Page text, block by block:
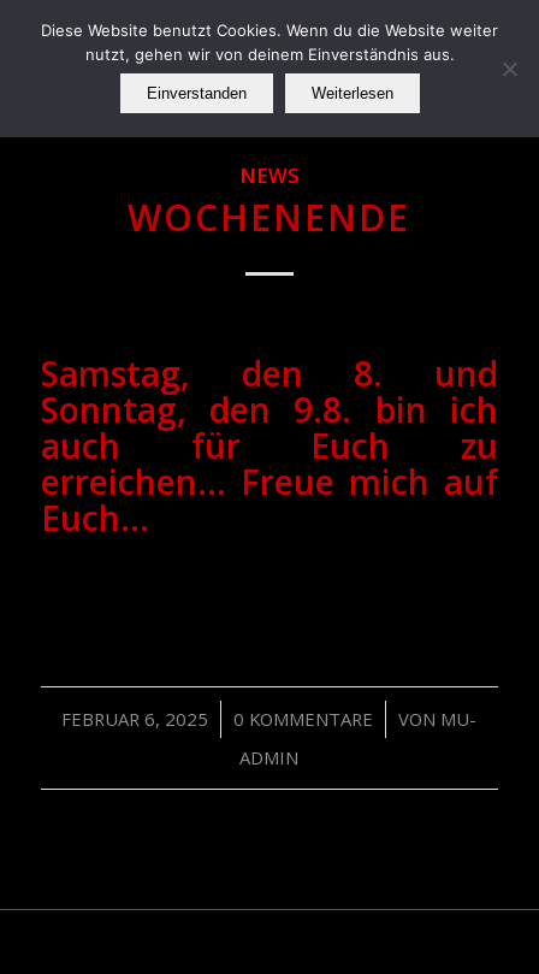
NEWS
WOCHENENDE
Samstag, den 8. und
Sonntag, den 9.8. bin ich
auch für Euch zu
erreichen… Freue mich auf
Euch…
FEBRUAR 6, 2025
/ 0 KOMMENTARE
/ VON MU-
ADMIN
Diese Website benutzt Cookies. Wenn du die Website weiter
nutzt, gehen wir von deinem Einverständnis aus.
Einverstanden Weiterlesen